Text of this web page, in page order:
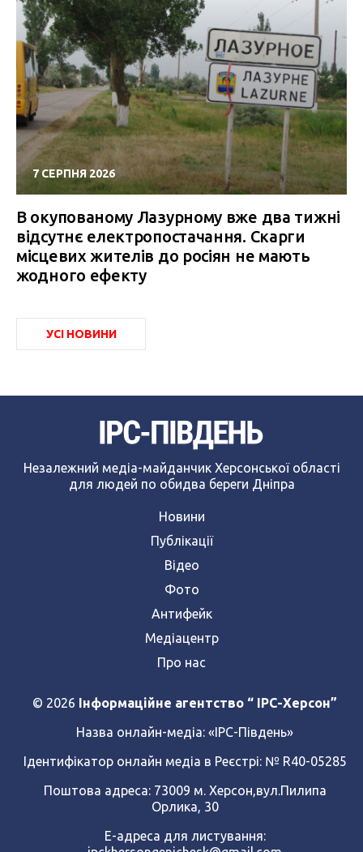
7 СЕРПНЯ 2026
В окупованому Лазурному вже два тижні
відсутнє електропостачання. Скарги
місцевих жителів до росіян не мають
жодного ефекту
УСІ НОВИНИ
Незалежний медіа-майданчик Херсонської області
для людей по обидва береги Дніпра
Новини
Публікації
Відео
Фото
Антифейк
Медіацентр
Про нас
© 2026 Інформаційне агентство “ IPC-Херсон”
Назва онлайн-медіа: «ІРС-Південь»
Ідентифікатор онлайн медіа в Реєстрі: № R40-05285
Поштова адреса: 73009 м. Херсон,вул.Пилипа
Орлика, 30
Е-адреса для листування: